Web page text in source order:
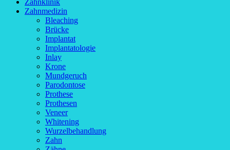
Zahnklinik
Zahnmedizin
Bleaching
Brücke
Implantat
Implantatologie
Inlay
Krone
Mundgeruch
Parodontose
Prothese
Prothesen
Veneer
Whitening
Wurzelbehandlung
Zahn